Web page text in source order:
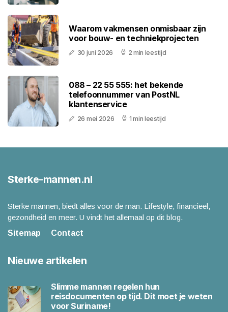
Waarom vakmensen onmisbaar zijn
voor bouw- en techniekprojecten
30 juni 2026 2 min leestijd
088 – 22 55 555: het bekende
telefoonnummer van PostNL
klantenservice
26 mei 2026 1 min leestijd
Sterke-mannen.nl
Sterke mannen, biedt alles voor de man. Lifestyle, financieel,
gezondheid en meer. U vindt het allemaal op dit blog.
Sitemap
Contact
Nieuwe artikelen
Slimme mannen regelen hun
reisdocumenten op tijd. Dit moet je weten
voor Suriname!